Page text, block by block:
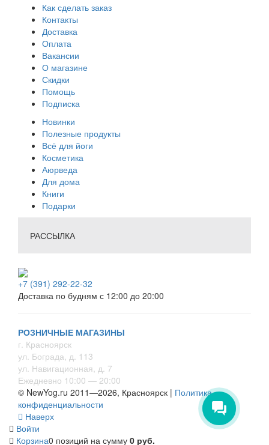
Как сделать заказ
Контакты
Доставка
Оплата
Вакансии
О магазине
Скидки
Помощь
Подписка
Новинки
Полезные продукты
Всё для йоги
Косметика
Аюрведа
Для дома
Книги
Подарки
РАССЫЛКА
+7 (391) 292-22-32
Доставка по будням с 12:00 до 20:00
РОЗНИЧНЫЕ МАГАЗИНЫ
г. Красноярск
ул. Бограда, д. 113
ул. Навигационная, д. 7
Ежедневно 10:00 — 20:00
© NewYog.ru 2011—2026, Красноярск | Политика
конфиденциальности
Наверх
Войти
Корзина0 позиций на сумму 0 руб.